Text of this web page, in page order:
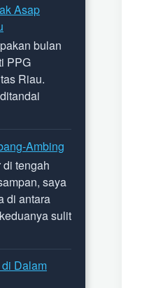
Asap
bulan
PPG
Riau.
Ambing
tengah
saya
di antara
sulit
Dalam